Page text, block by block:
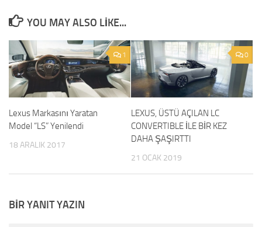
YOU MAY ALSO LIKE...
1
Lexus Markasını Yaratan
Model “LS” Yenilendi
18 ARALIK 2017
0
LEXUS, ÜSTÜ AÇILAN LC
CONVERTIBLE İLE BİR KEZ
DAHA ŞAŞIRTTI
21 OCAK 2019
BIR YANIT YAZIN